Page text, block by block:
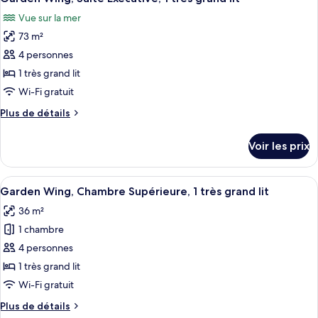
place,
vue
mer
Suite
Junior,
lits
une
place,
vue
mer
toutes
les
photos
pour
ce
type
chambre :
Suite
Exécutive,
1
très
grand
lit
Vue sur la mer
73 m²
4 personnes
1 très grand lit
Wi-Fi gratuit
Plus de détails
Plus
le
type
de
Garden
Wing,
Exécutive,
très
grand
lit
Voir les prix
Afficher
toutes
les
photos
pour
ce
type
chambre :
Une chambre d’hôtel avec un grand
5
Garden Wing, Chambre Supérieure, 1 très grand lit
36 m²
1 chambre
4 personnes
1 très grand lit
Wi-Fi gratuit
Plus de détails
Plus